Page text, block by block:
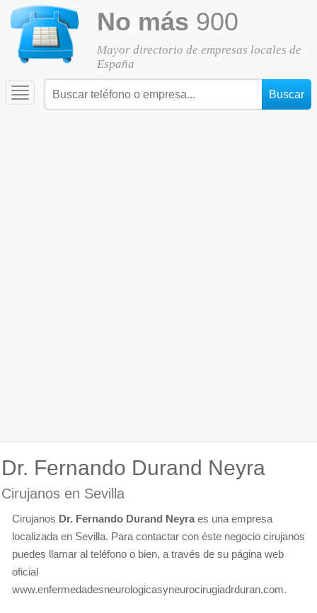
No más 900
Mayor directorio de empresas locales de
España
Toggle
navigation
Dr. Fernando Durand Neyra
Cirujanos en Sevilla
Cirujanos Dr. Fernando Durand Neyra es una empresa
localizada en Sevilla. Para contactar con éste negocio cirujanos
puedes llamar al teléfono o bien, a través de su página web
oficial
www.enfermedadesneurologicasyneurocirugiadrduran.com.